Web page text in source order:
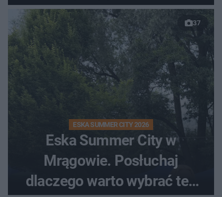
37
ESKA SUMMER CITY 2026
Eska Summer City w
Mrągowie. Posłuchaj
dlaczego warto wybrać ten